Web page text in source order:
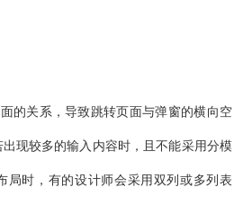
的关系，导致跳转页面与弹窗的横向空
现较多的输入内容时，且不能采用分模
局时，有的设计师会采用双列或多列表